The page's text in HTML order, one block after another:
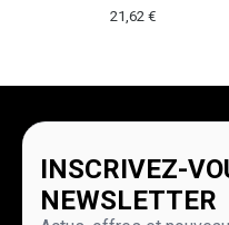
21,62 €
INSCRIVEZ-
NEWSLETTER